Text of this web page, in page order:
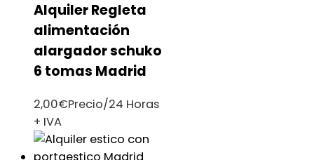
Alquiler Regleta
alimentación
alargador schuko
6 tomas Madrid
2,00€Precio/24 Horas
+ IVA